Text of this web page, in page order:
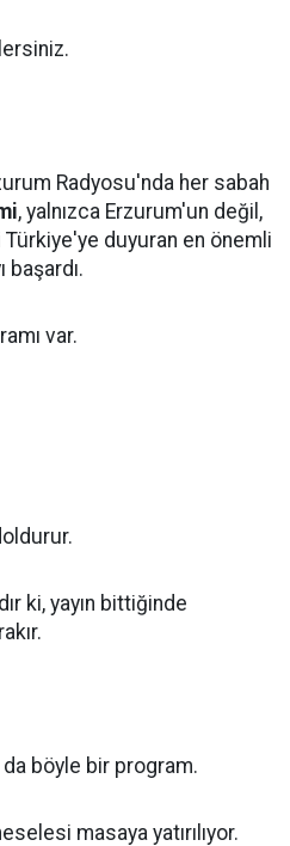
Radyosu'nda her sabah
, yalnızca Erzurum'un değil,
duyuran en önemli
başardı.
var.
ki, yayın bittiğinde
böyle bir program.
masaya yatırılıyor.